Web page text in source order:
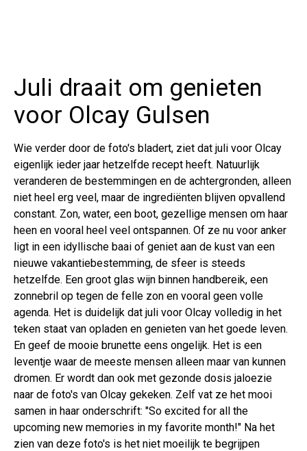
Juli draait om genieten
voor Olcay Gulsen
Wie verder door de foto's bladert, ziet dat juli voor Olcay
eigenlijk ieder jaar hetzelfde recept heeft. Natuurlijk
veranderen de bestemmingen en de achtergronden, alleen
niet heel erg veel, maar de ingrediënten blijven opvallend
constant. Zon, water, een boot, gezellige mensen om haar
heen en vooral heel veel ontspannen. Of ze nu voor anker
ligt in een idyllische baai of geniet aan de kust van een
nieuwe vakantiebestemming, de sfeer is steeds
hetzelfde. Een groot glas wijn binnen handbereik, een
zonnebril op tegen de felle zon en vooral geen volle
agenda. Het is duidelijk dat juli voor Olcay volledig in het
teken staat van opladen en genieten van het goede leven.
En geef de mooie brunette eens ongelijk. Het is een
leventje waar de meeste mensen alleen maar van kunnen
dromen. Er wordt dan ook met gezonde dosis jaloezie
naar de foto's van Olcay gekeken. Zelf vat ze het mooi
samen in haar onderschrift: "So excited for all the
upcoming new memories in my favorite month!" Na het
zien van deze foto's is het niet moeilijk te begrijpen